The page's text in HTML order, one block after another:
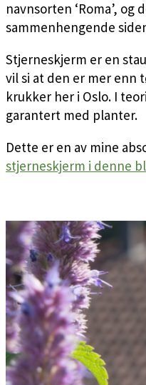
navnsorten ‘Roma’,
sammenhengende
Stjerneskjerm er en
vil si at den er mer enn
krukker her i Oslo. I
garantert med planter.
Dette er en av mine
stjerneskjerm i denne